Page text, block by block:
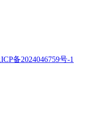
备2024046759号-1